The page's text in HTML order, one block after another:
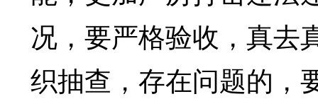
况，要严格验收，真去
织抽查，存在问题的，